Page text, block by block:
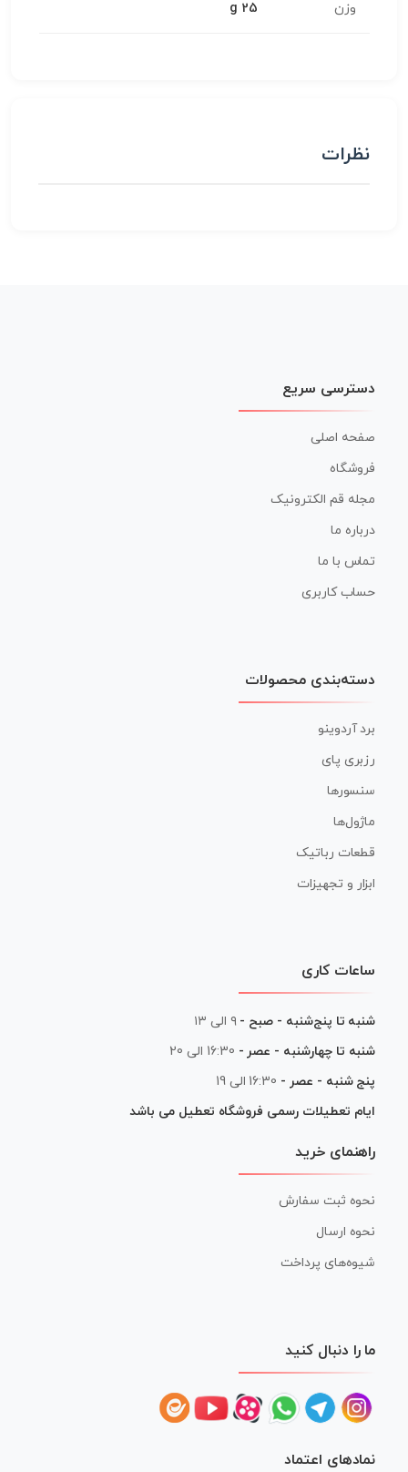
وزن 25 g
نظرات
دسترسی سریع
صفحه اصلی
فروشگاه
مجله قم الکترونیک
درباره ما
تماس با ما
حساب کاربری
دسته‌بندی محصولات
برد آردوینو
رزبری پای
سنسورها
ماژول‌ها
قطعات رباتیک
ابزار و تجهیزات
ساعات کاری
شنبه تا پنج‌شنبه - صبح - ۹ الی ۱۳
شنبه تا چهارشنبه - عصر - 16:30 الی 20
پنج شنبه - عصر - 16:30 الی 19
ایام تعطیلات رسمی فروشگاه تعطیل می باشد
راهنمای خرید
نحوه ثبت سفارش
نحوه ارسال
شیوه‌های پرداخت
ما را دنبال کنید
نمادهای اعتماد